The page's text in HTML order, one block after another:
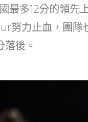
最多12分的領先
努力止血，團隊
落後。